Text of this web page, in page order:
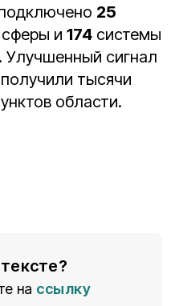
25
сферы и 174 системы
Улучшенный сигнал
тысячи
области.
на ссылку